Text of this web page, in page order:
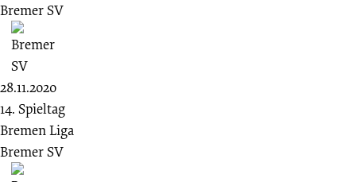
Bremer SV
28.11.2020
14. Spieltag
Bremen Liga
Bremer SV